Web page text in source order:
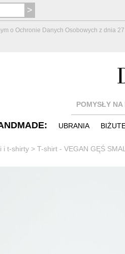
o Ochronie Danych Osobowych z dnia
POMYSŁY NA
UBRANIA
i t-shirty > T-shirt - VEGAN GĘŚ